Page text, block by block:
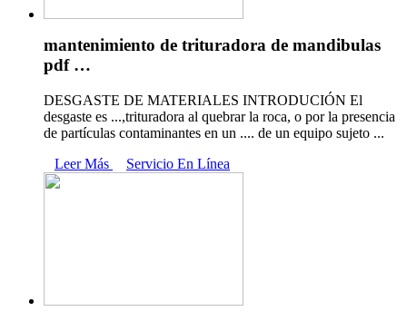
mantenimiento de trituradora de mandibulas
pdf …
DESGASTE DE MATERIALES INTRODUCIÓN El
desgaste es ...,trituradora al quebrar la roca, o por la presencia
de partículas contaminantes en un .... de un equipo sujeto ...
Leer Más
Servicio En Línea